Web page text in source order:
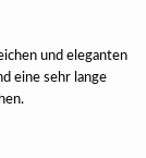
und eleganten
eine sehr lange